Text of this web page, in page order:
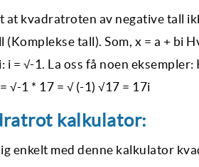
kvadratroten av negative tall
tall). Som, x = a + bi
= √-1. La oss få noen
√-1 * 17 = √ (-1) √17 = 17i
kalkulator:
enkelt med denne kalkulator